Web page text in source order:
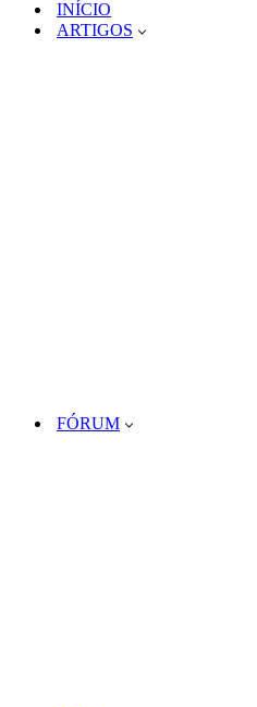
INÍCIO
ARTIGOS
FÓRUM